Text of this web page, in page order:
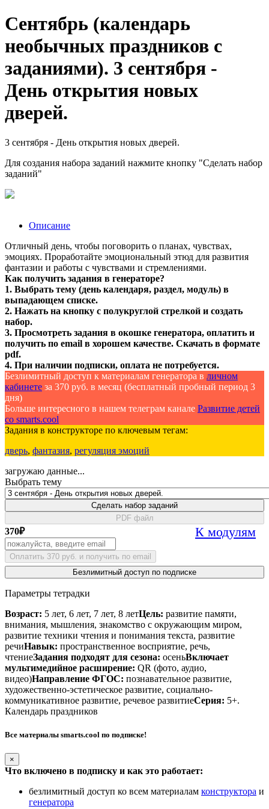
Сентябрь (календарь
необычных праздников с
заданиями). 3 сентября -
День открытия новых
дверей.
3 сентября - День открытия новых дверей.
Для создания набора заданий нажмите кнопку "Сделать набор
заданий"
Описание
Отличный день, чтобы поговорить о планах, чувствах,
эмоциях. Проработайте эмоциональный этюд для развития
фантазии и работы с чувствами и стремлениями.
Как получить задания в генераторе?
1. Выбрать тему (день календаря, раздел, модуль) в
выпадающем списке.
2. Нажать на кнопку с полукруглой стрелкой и создать
набор.
3. Просмотреть задания в окошке генератора, оплатить и
получить по email в хорошем качестве. Скачать в формате
pdf.
4. При наличии подписки, оплата не потребуется.
Безлимитный доступ к материалам генератора в личном
кабинете за 370 руб. в месяц (бесплатный пробный период 3
дня)
Больше интересного в нашем телеграм канале Развитие детей
со smarts.cool
Задания в конструкторе по ключевым тегам:
дверь, фантазия, регуляция эмоций
загружаю данные...
Выбрать тему
Сделать набор заданий
PDF файл
370₽ К модулям
Оплатить 370 руб. и получить по email
Безлимитный доступ по подписке
Параметры тетрадки
Возраст: 5 лет, 6 лет, 7 лет, 8 летЦель: развитие памяти,
внимания, мышления, знакомство с окружающим миром,
развитие техники чтения и понимания текста, развитие
речиНавык: пространственное восприятие, речь,
чтениеЗадания подходят для сезона: осеньВключает
мультимедийное расширение: QR (фото, аудио,
видео)Направление ФГОС: познавательное развитие,
художественно-эстетическое развитие, социально-
коммуникативное развитие, речевое развитиеСерия: 5+.
Календарь праздников
Все материалы smarts.cool по подписке!
×
Что включено в подписку и как это работает:
безлимитный доступ ко всем материалам конструктора и
генератора